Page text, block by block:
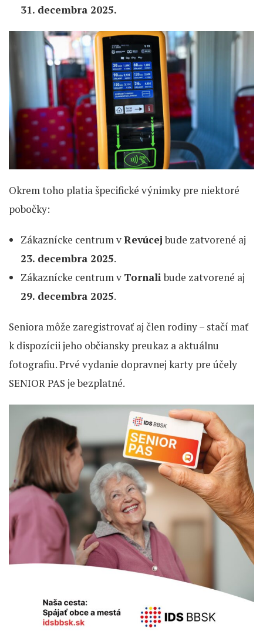
31. decembra 2025.
Okrem toho platia špecifické výnimky pre niektoré
pobočky:
Zákaznícke centrum vRevúcejbude zatvorené aj
23. decembra 2025.
Zákaznícke centrum v Tornalibude zatvorené aj
29. decembra 2025.
Seniora môže zaregistrovať aj člen rodiny – stačí mať
k dispozícii jeho občiansky preukaz a aktuálnu
fotografiu. Prvé vydanie dopravnej karty pre účely
SENIOR PAS je bezplatné.